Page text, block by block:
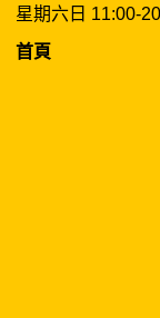
星期六日 11:00-
首頁